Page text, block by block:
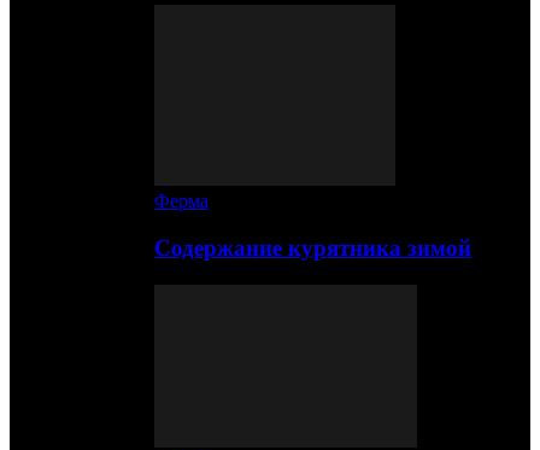
Ферма
Содержание курятника зимой